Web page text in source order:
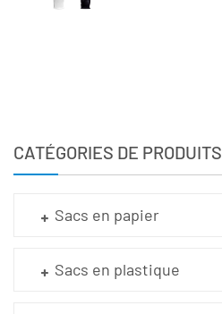
CATÉGORIES DE PRODUITS
Sacs en papier
Sacs en plastique